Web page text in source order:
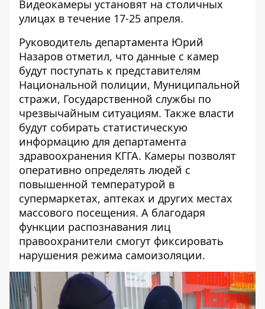
Видеокамеры установят на столичных
улицах в течение 17-25 апреля.
Руководитель департамента Юрий
Назаров отметил, что данные с камер
будут поступать к представителям
Национальной полиции, Муниципальной
стражи, Государственной службы по
чрезвычайным ситуациям. Также власти
будут собирать статистическую
информацию для департамента
здравоохранения КГГА. Камеры позволят
оперативно определять людей с
повышенной температурой в
супермаркетах, аптеках и других местах
массового посещения. А благодаря
функции распознавания лиц
правоохранители смогут фиксировать
нарушения режима самоизоляции.